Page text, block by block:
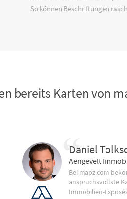
So können Beschriftungen
bereits Karten von
Daniel
Aengevelt
Bei mapz.com
anspruchsvollste
Immobilien-